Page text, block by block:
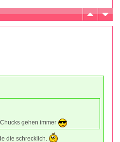
gehen immer
die schrecklich.